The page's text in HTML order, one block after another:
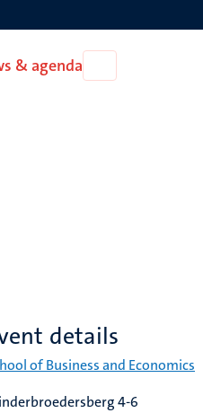
& agenda
Nieuws
details
of Business and Economics
4-6